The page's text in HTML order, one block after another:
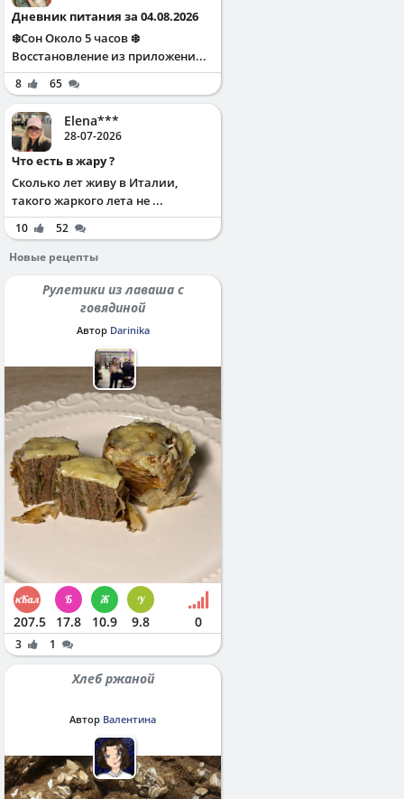
Дневник питания за 04.08.2026
❄️Сон Около 5 часов ❄️
Восстановление из приложени...
8 65
Elena***
28-07-2026
Что есть в жару ?
Сколько лет живу в Италии,
такого жаркого лета не ...
10
52
Новые рецепты
Рулетики из лаваша с
говядиной
Автор Darinika
207.5 17.8 10.9 9.8 0
3 1
Хлеб ржаной
Автор Валентина